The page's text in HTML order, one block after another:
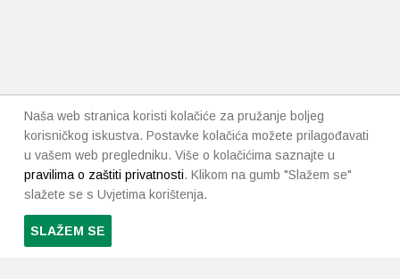
Naša web stranica koristi kolačiće za pružanje boljeg
korisničkog iskustva. Postavke kolačića možete prilagođavati
u vašem web pregledniku. Više o kolačićima saznajte u
pravilima o zaštiti privatnosti. Klikom na gumb "Slažem se"
slažete se s Uvjetima korištenja.
SLAŽEM SE